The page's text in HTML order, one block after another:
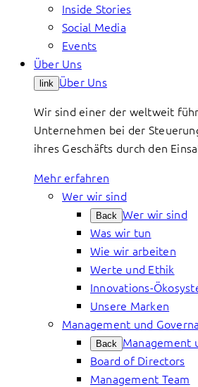
Inside Stories
Social Media
Events
Über Uns
link Über Uns
Wir sind einer der weltweit
Unternehmen bei der
ihres Geschäfts durch den
Mehr erfahren
Wer wir sind
Back Wer wir sind
Was wir tun
Wie wir arbeiten
Werte und Ethik
Innovations-
Unsere Marken
Management und
Back Management
Board of Directors
Management Team